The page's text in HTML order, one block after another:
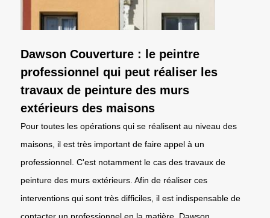
Dawson Couverture : le peintre
professionnel qui peut réaliser les
travaux de peinture des murs
extérieurs des maisons
Pour toutes les opérations qui se réalisent au niveau des
maisons, il est très important de faire appel à un
professionnel. C'est notamment le cas des travaux de
peinture des murs extérieurs. Afin de réaliser ces
interventions qui sont très difficiles, il est indispensable de
contacter un professionnel en la matière. Dawson